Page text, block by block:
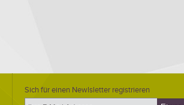
Sich für einen Newlsletter registrieren